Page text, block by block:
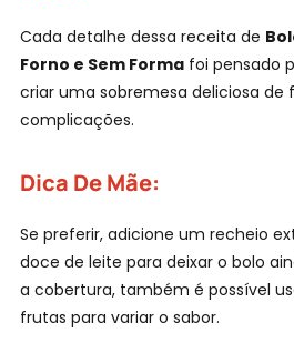
Cada detalhe dessa receita de
Forno e Sem Forma foi pensado
criar uma sobremesa deliciosa de
complicações.
Dica De Mãe:
Se preferir, adicione um recheio
doce de leite para deixar o bolo
a cobertura, também é possível
frutas para variar o sabor.